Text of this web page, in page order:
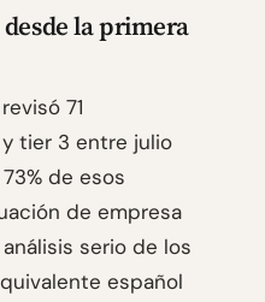
la primera
71
tier 3 entre julio
de esos
de empresa
serio de los
español